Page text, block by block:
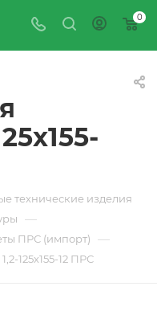
0
технические изделия
—
ПРС (импорт) —
125х155-12 ПРС